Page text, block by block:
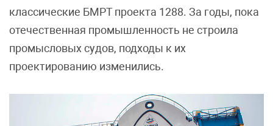
классические БМРТ проекта 1288. За годы, пока
отечественная промышленность не строила
промысловых судов, подходы к их
проектированию изменились.